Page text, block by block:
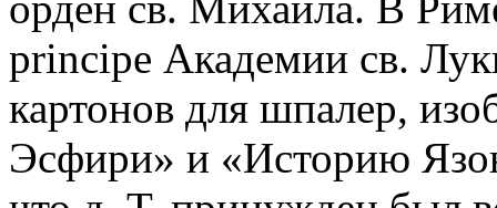
principe Академии св.
картонов для шпалер,
Эсфири» и «Историю